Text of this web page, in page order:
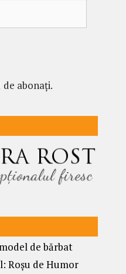
abonați.
de bărbat
Roșu de Humor